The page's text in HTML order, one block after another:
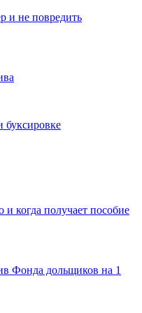
и не повредить
и когда получает пособие
Фонда дольщиков на 1